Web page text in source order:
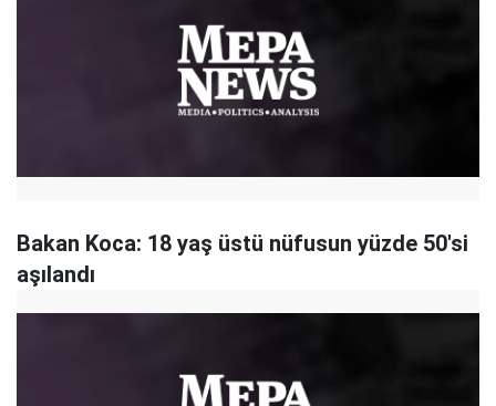
Bakan Koca: 18 yaş üstü nüfusun yüzde 50'si
aşılandı